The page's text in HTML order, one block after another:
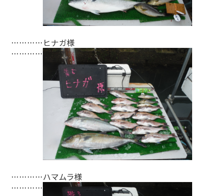
…………ヒナガ様
…………
…………ハマムラ様
…………